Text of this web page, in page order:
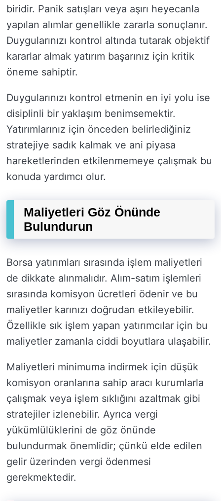
biridir. Panik satışları veya aşırı heyecanla
yapılan alımlar genellikle zararla sonuçlanır.
Duygularınızı kontrol altında tutarak objektif
kararlar almak yatırım başarınız için kritik
öneme sahiptir.
Duygularınızı kontrol etmenin en iyi yolu ise
disiplinli bir yaklaşım benimsemektir.
Yatırımlarınız için önceden belirlediğiniz
stratejiye sadık kalmak ve ani piyasa
hareketlerinden etkilenmemeye çalışmak bu
konuda yardımcı olur.
Maliyetleri Göz Önünde
Bulundurun
Borsa yatırımları sırasında işlem maliyetleri
de dikkate alınmalıdır. Alım-satım işlemleri
sırasında komisyon ücretleri ödenir ve bu
maliyetler karınızı doğrudan etkileyebilir.
Özellikle sık işlem yapan yatırımcılar için bu
maliyetler zamanla ciddi boyutlara ulaşabilir.
Maliyetleri minimuma indirmek için düşük
komisyon oranlarına sahip aracı kurumlarla
çalışmak veya işlem sıklığını azaltmak gibi
stratejiler izlenebilir. Ayrıca vergi
yükümlülüklerini de göz önünde
bulundurmak önemlidir; çünkü elde edilen
gelir üzerinden vergi ödenmesi
gerekmektedir.